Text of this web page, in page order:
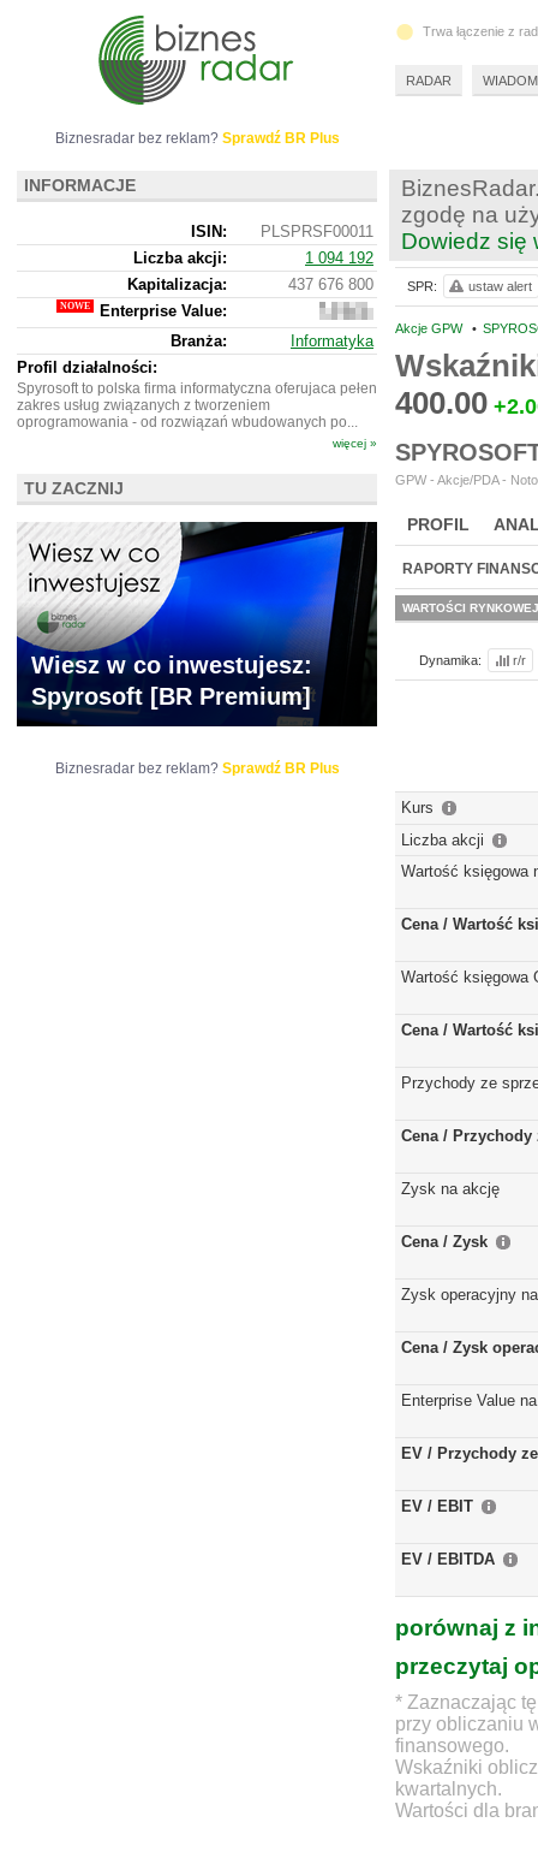
zgodę na
Dowiedz się
Akcje GPW •
400.00
GPW - Akcje/PDA -
PROFIL
BR LAB
RAPORTY
WARTOŚCI RYNKOWEJ
Dynamika: r/r
Kurs
Liczba akcji
Wartość księgowa
Cena / Wartość
Wartość księgowa
Cena / Wartość
Przychody ze
Cena / Przychody
Zysk na akcję
Cena / Zysk
Zysk operacyjny
Cena / Zysk
Enterprise Value
EV / Przychody
EV / EBIT
EV / EBITDA
porównaj z
przeczytaj
* Zaznaczając
przy obliczaniu
finansowego.
Wskaźniki
kwartalnych.
Wartości dla
SPR: ustaw alert
Biznesradar bez reklam? Sprawdź BR Plus
INFORMACJE
ISIN:
PLSPRSF00011
Liczba akcji:
1 094 192
Kapitalizacja:
437 676 800
Enterprise Value:
386
768
800
Branża:
Informatyka
Profil działalności:
Spyrosoft to polska firma informatyczna oferujaca pełen
zakres usług związanych z tworzeniem
oprogramowania - od rozwiązań wbudowanych po...
więcej »
TU ZACZNIJ
Wiesz w co inwestujesz:
Spyrosoft [BR Premium]
Biznesradar bez reklam? Sprawdź BR Plus
Trwa łączenie z
RADAR